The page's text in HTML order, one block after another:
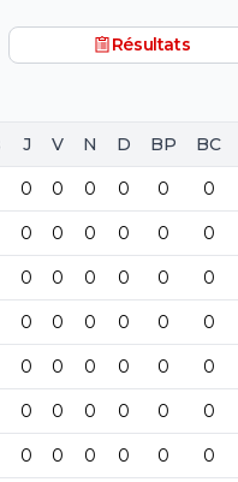
Résultats
J V N D BP BC
0 0 0 0 0 0
0 0 0 0 0 0
0 0 0 0 0 0
0 0 0 0 0 0
0 0 0 0 0 0
0 0 0 0 0 0
0 0 0 0 0 0